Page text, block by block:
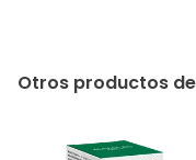
Otros productos